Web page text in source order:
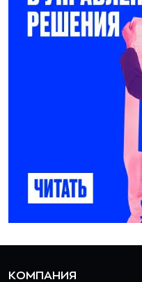
КОМПАНИЯ